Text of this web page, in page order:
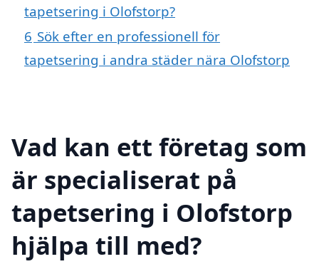
tapetsering i Olofstorp?
6 Sök efter en professionell för
tapetsering i andra städer nära Olofstorp
Vad kan ett företag som
är specialiserat på
tapetsering i Olofstorp
hjälpa till med?